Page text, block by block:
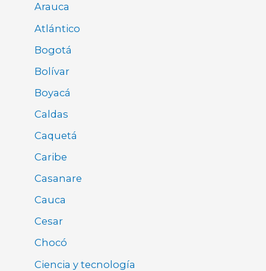
Arauca
Atlántico
Bogotá
Bolívar
Boyacá
Caldas
Caquetá
Caribe
Casanare
Cauca
Cesar
Chocó
Ciencia y tecnología